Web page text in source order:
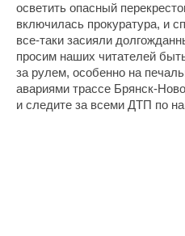
осветить опасный
включилась прокуратура, и
все-таки засияли
просим наших читателей
за рулем, особенно на
авариями трассе Брянск-
и следите за всеми ДТП по